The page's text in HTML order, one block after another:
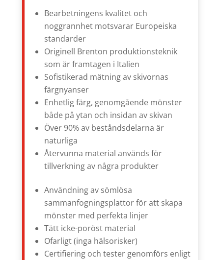
Bearbetningens kvalitet och
noggrannhet motsvarar Europeiska
standarder
Originell Brenton produktionsteknik
som är framtagen i Italien
Sofistikerad mätning av skivornas
färgnyanser
Enhetlig färg, genomgående mönster
både på ytan och insidan av skivan
Över 90% av beståndsdelarna är
naturliga
Återvunna material används för
tillverkning av några produkter
Användning av sömlösa
sammanfogningsplattor för att skapa
mönster med perfekta linjer
Tätt icke-poröst material
Ofarligt (inga hälsorisker)
Certifiering och tester genomförs enligt